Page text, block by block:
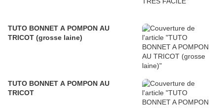
TUTO BONNET A POMPON AU
TRICOT (grosse laine)
TUTO BONNET A POMPON AU
TRICOT